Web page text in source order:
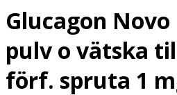
Glucagon
pulv o vätska
förf. spruta 1